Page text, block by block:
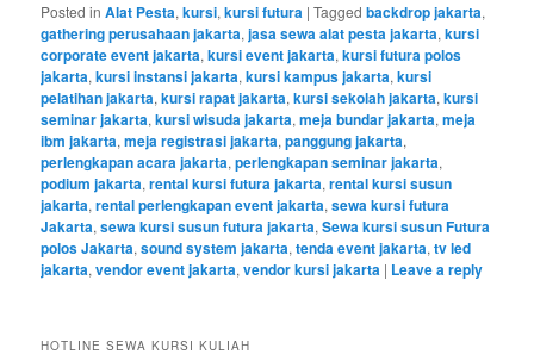
Posted in Alat Pesta,kursi,kursi futura |Tagged backdrop jakarta,
gathering perusahaan jakarta,jasa sewa alat pesta jakarta,kursi
corporate event jakarta,kursi event jakarta,kursi futura polos
jakarta,kursi instansi jakarta,kursi kampus jakarta,kursi
pelatihan jakarta,kursi rapat jakarta,kursi sekolah jakarta,kursi
seminar jakarta,kursi wisuda jakarta,meja bundar jakarta,meja
ibm jakarta,meja registrasi jakarta,panggung jakarta,
perlengkapan acara jakarta,perlengkapan seminar jakarta,
podium jakarta,rental kursi futura jakarta,rental kursi susun
jakarta,rental perlengkapan event jakarta,sewa kursi futura
Jakarta,sewa kursi susun futura jakarta,Sewa kursi susun Futura
polos Jakarta,sound system jakarta,tenda event jakarta,tv led
jakarta,vendor event jakarta,vendor kursi jakarta | Leave a reply
HOTLINE SEWA KURSI KULIAH